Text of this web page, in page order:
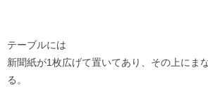
テーブルには
新聞紙が1枚広げて置いてあり、その上にま
る。